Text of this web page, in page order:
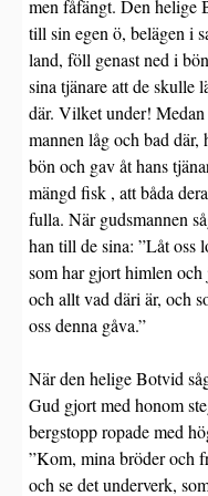
men fåfängt. Den helige
till sin egen ö, belägen i
land, föll genast ned i
sina tjänare att de skulle
där. Vilket under!
mannen låg och bad där,
bön och gav åt hans
mängd fisk , att båda
fulla. När gudsmannen
han till de sina: ”Låt oss
som har gjort himlen och
och allt vad däri är, och
oss denna gåva.”
När den helige Botvid
Gud gjort med honom
bergstopp ropade med
”Kom, mina bröder och
och se det underverk,